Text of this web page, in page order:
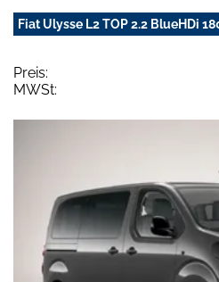
Fiat Ulysse L2 TOP 2.2 BlueHDi
Preis:
MWSt: